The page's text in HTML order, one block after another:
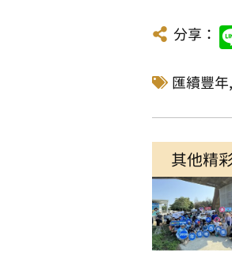
分享：
匯續豐年,
其他精